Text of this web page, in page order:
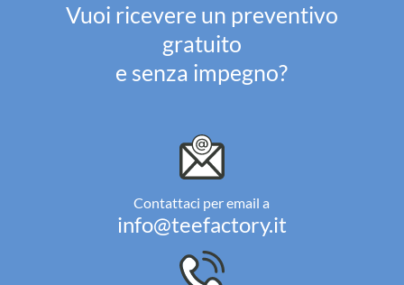
Vuoi ricevere un preventivo
gratuito
e senza impegno?
Contattaci per email a
info@teefactory.it